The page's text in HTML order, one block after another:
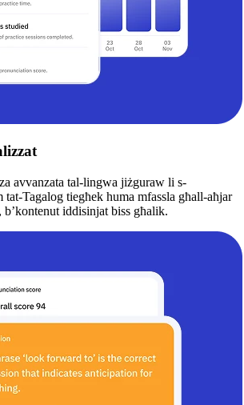
avvanzata tal-lingwa jiżguraw li s-
tat-Tagalog tiegħek huma mfassla għall-aħjar
iddisinjat biss għalik.